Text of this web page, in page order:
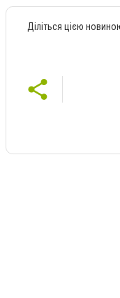
Діліться цією